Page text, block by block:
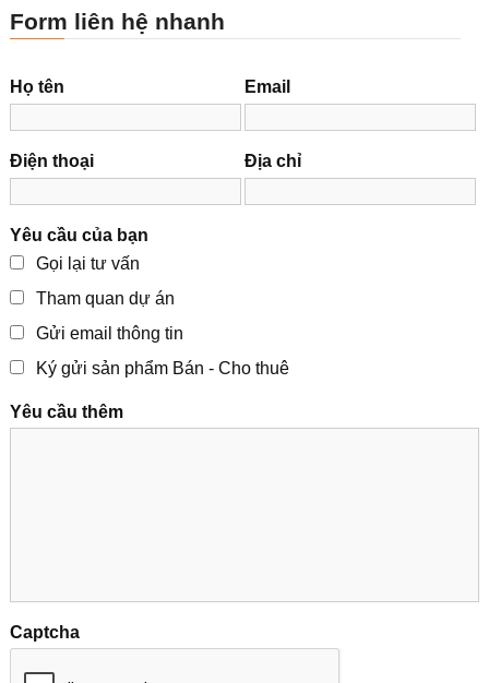
Form liên hệ nhanh
Họ tên Email
Điện thoại Địa chỉ
Yêu cầu của bạn
Gọi lại tư vấn
Tham quan dự án
Gửi email thông tin
Ký gửi sản phẩm Bán - Cho thuê
Yêu cầu thêm
Captcha